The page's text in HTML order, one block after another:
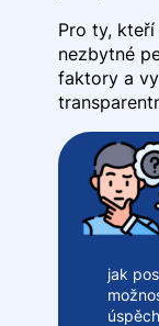
Pro ty,
nezbytné
faktory a
jak